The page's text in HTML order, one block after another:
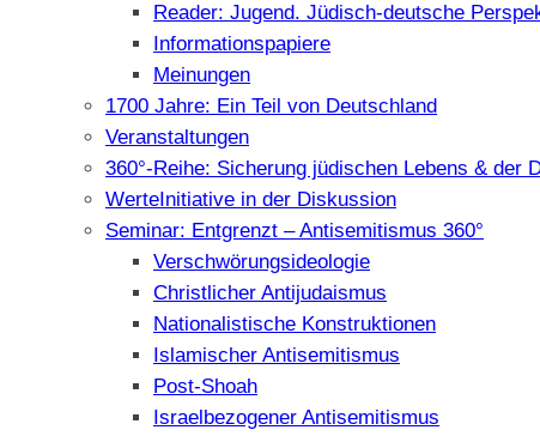
Reader: Jugend. Jüdisch-deutsche
Informationspapiere
Meinungen
1700 Jahre: Ein Teil von Deutschland
Veranstaltungen
360°-Reihe: Sicherung jüdischen Lebens & der
WerteInitiative in der Diskussion
Seminar: Entgrenzt – Antisemitismus 360°
Verschwörungsideologie
Christlicher Antijudaismus
Nationalistische Konstruktionen
Islamischer Antisemitismus
Post-Shoah
Israelbezogener Antisemitismus